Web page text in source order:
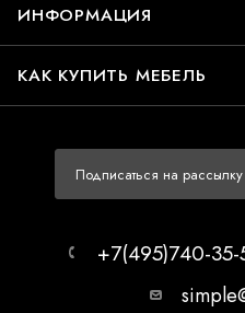
ИНФОРМАЦИЯ
КАК КУПИТЬ МЕБЕЛЬ
Подписаться на рассылку
+7(495)740-